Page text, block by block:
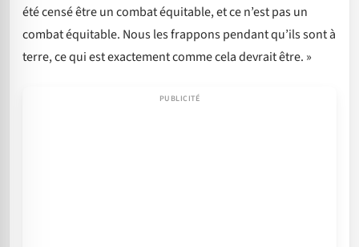
été censé être un combat équitable, et ce n’est pas un
combat équitable. Nous les frappons pendant qu’ils sont à
terre, ce qui est exactement comme cela devrait être. »